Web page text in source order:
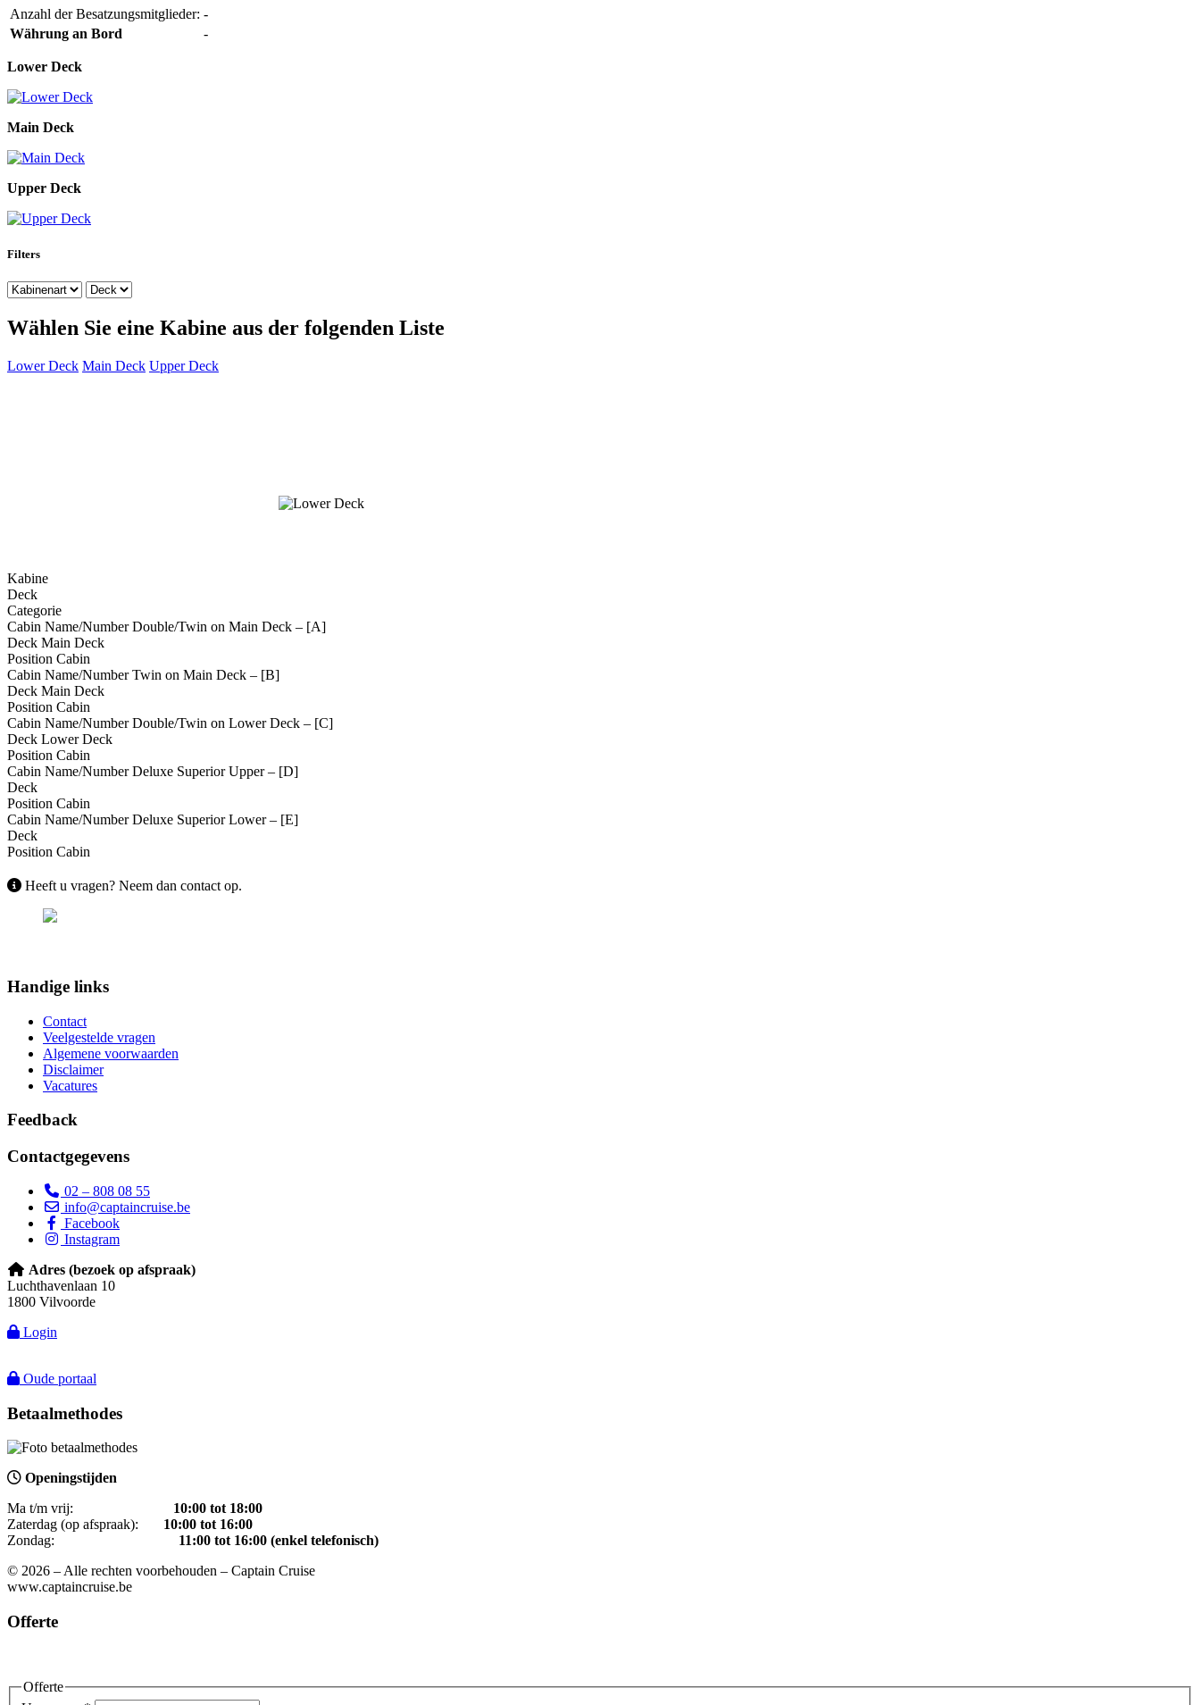
Anzahl der Besatzungsmitglieder: -
Währung an Bord
-
Lower Deck
Main Deck
Upper Deck
Filters
Wählen Sie eine Kabine aus der folgenden Liste
Lower Deck Main Deck Upper Deck
Kabine
Deck
Categorie
Cabin Name/NumberDouble/Twin on Main Deck – [A]
Deck Main Deck
Position Cabin
Cabin Name/NumberTwin on Main Deck – [B]
Deck Main Deck
Position Cabin
Cabin Name/NumberDouble/Twin on Lower Deck – [C]
Deck Lower Deck
Position Cabin
Cabin Name/NumberDeluxe Superior Upper – [D]
Deck
Position Cabin
Cabin Name/NumberDeluxe Superior Lower – [E]
Deck
Position Cabin
Heeft u vragen? Neem dan contact op.
Handige links
Contact
Veelgestelde vragen
Algemene voorwaarden
Disclaimer
Vacatures
Feedback
Contactgegevens
02 – 808 08 55
info@captaincruise.be
Facebook
Instagram
Adres (bezoek op afspraak)
Luchthavenlaan 10
1800 Vilvoorde
Login
Oude portaal
Betaalmethodes
Openingstijden
Ma t/m vrij: 10:00 tot 18:00
Zaterdag (op afspraak): 10:00 tot 16:00
Zondag: 11:00 tot 16:00 (enkel telefonisch)
© 2026 – Alle rechten voorbehouden – Captain Cruise
www.captaincruise.be
Offerte
Offerte